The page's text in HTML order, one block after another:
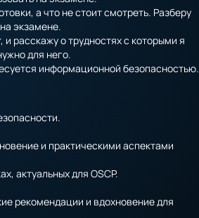
а что не стоит смотреть. Разберу
экзамене.
расскажу о трудностях с которыми я
для него.
информационной безопасностью.
и практическими аспектами
актуальных для OSCP.
рекомендации и вдохновение для